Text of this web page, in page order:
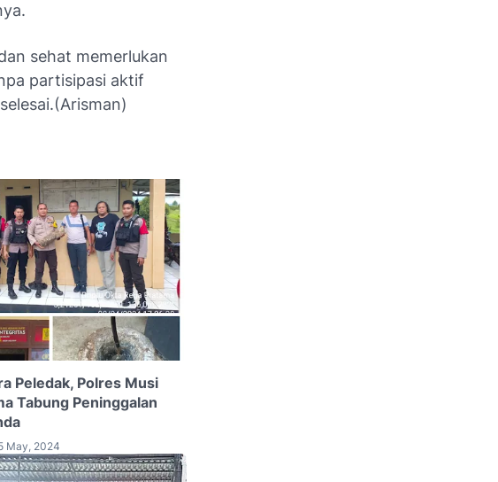
sehat memerlukan
partisipasi aktif
Peledak, Polres Musi
Tabung Peninggalan
May, 2024